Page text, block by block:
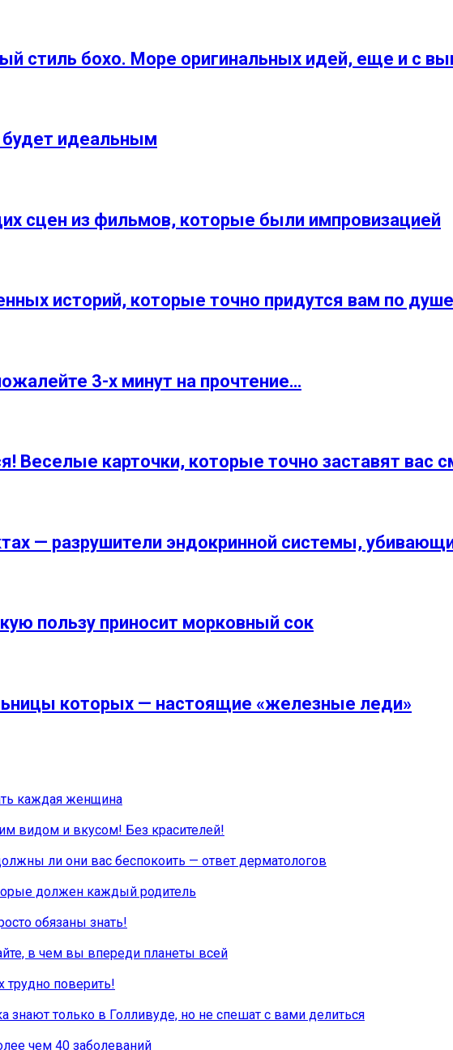
стиль бохо. Море оригинальных идей, еще и с
идеальным
сцен из фильмов, которые были импровизацией
историй, которые точно придутся вам по душе
3-х минут на прочтение…
Веселые карточки, которые точно заставят вас
— разрушители эндокринной системы,
пользу приносит морковный сок
которых — настоящие «железные леди»
каждая женщина
видом и вкусом! Без красителей!
ли они вас беспокоить — ответ дерматологов
должен каждый родитель
обязаны знать!
в чем вы впереди планеты всей
трудно поверить!
знают только в Голливуде, но не спешат с вами делиться
чем 40 заболеваний